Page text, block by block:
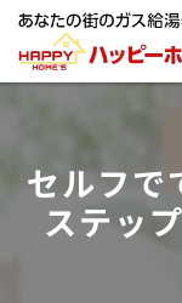
セルフで
ステッ